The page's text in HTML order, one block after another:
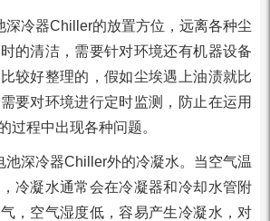
深冷器Chiller的放置方位，远离各种尘
的清洁，需要针对环境还有机器设备
较好整理的，假如尘埃遇上油渍就比
要对环境进行定时监测，防止在运用
过程中出现各种问题。
池深冷器Chiller外的冷凝水。当空气温
冷凝水通常会在冷凝器和冷却水管附
，空气湿度低，容易产生冷凝水，对